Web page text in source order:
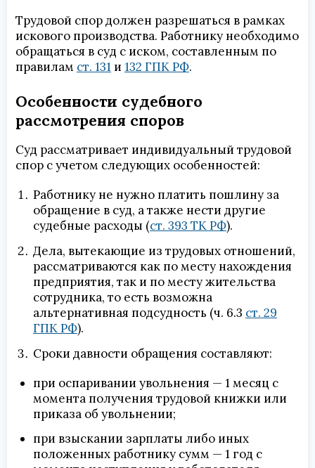
Трудовой спор должен разрешаться в рамках
искового производства. Работнику необходимо
обращаться в суд с иском, составленным по
правилам ст. 131 и 132 ГПК РФ.
Особенности судебного
рассмотрения споров
Суд рассматривает индивидуальный трудовой
спор с учетом следующих особенностей:
Работнику не нужно платить пошлину за
обращение в суд, а также нести другие
судебные расходы (ст. 393 ТК РФ).
Дела, вытекающие из трудовых отношений,
рассматриваются как по месту нахождения
предприятия, так и по месту жительства
сотрудника, то есть возможна
альтернативная подсудность (ч. 6.3 ст. 29
ГПК РФ).
Сроки давности обращения составляют:
при оспаривании увольнения — 1 месяц с
момента получения трудовой книжки или
приказа об увольнении;
при взыскании зарплаты либо иных
положенных работнику сумм — 1 год с